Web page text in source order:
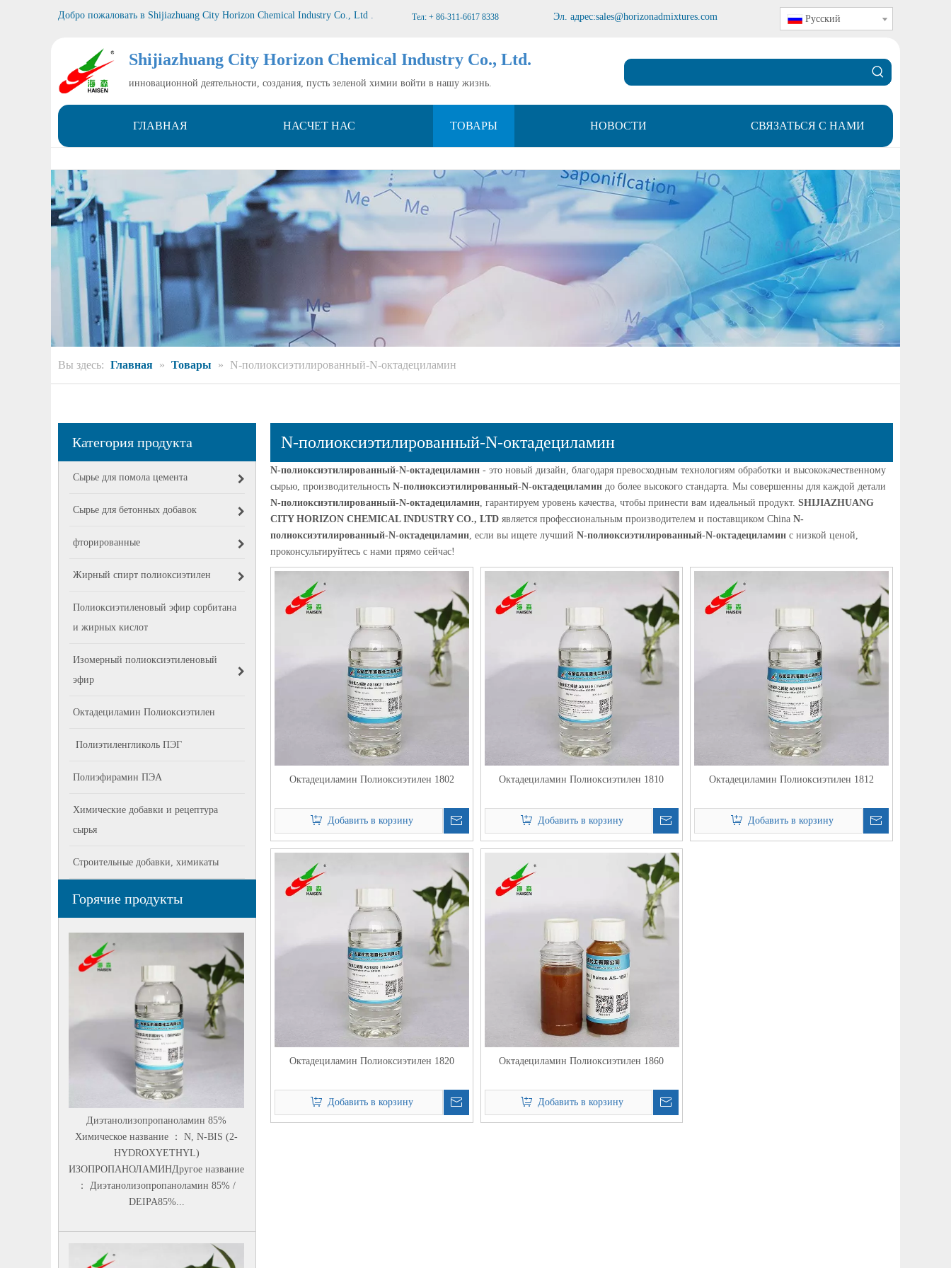
Добро пожаловать в Shijiazhuang City Horizon Chemical Industry Co., Ltd . Тел: + 86-311-6617 8338 Эл. адрес:sales@horizonadmixtures.com Pусский
Shijiazhuang City Horizon Chemical Industry Co., Ltd.
инновационной деятельности, создания, пусть зеленой химии войти в нашу жизнь.
ГЛАВНАЯ НАСЧЕТ НАС ТОВАРЫ НОВОСТИ СВЯЗАТЬСЯ С НАМИ
Вы здесь: Главная » Товары » N-полиоксиэтилированный-N-октадециламин
Категория продукта
Сырье для помола цемента
Сырье для бетонных добавок
фторированные
Жирный спирт полиоксиэтилен
Полиоксиэтиленовый эфир сорбитана
и жирных кислот
Изомерный полиоксиэтиленовый
эфир
Октадециламин Полиоксиэтилен
Полиэтиленгликоль ПЭГ
Полиэфирамин ПЭА
Химические добавки и рецептура
сырья
Строительные добавки, химикаты
Горячие продукты
Диэтанолизопропаноламин 85%
Химическое название ： N, N-BIS (2-
HYDROXYETHYL)
ИЗОПРОПАНОЛАМИНДругое название
： Диэтанолизопропаноламин 85% /
DEIPA85%...
N-полиоксиэтилированный-N-октадециламин
N-полиоксиэтилированный-N-октадециламин - это новый дизайн, благодаря превосходным технологиям обработки и высококачественному
сырью, производительность N-полиоксиэтилированный-N-октадециламин до более высокого стандарта. Мы совершенны для каждой детали
N-полиоксиэтилированный-N-октадециламин , гарантируем уровень качества, чтобы принести вам идеальный продукт. SHIJIAZHUANG
CITY HORIZON CHEMICAL INDUSTRY CO., LTD является профессиональным производителем и поставщиком China N-
полиоксиэтилированный-N-октадециламин , если вы ищете лучший N-полиоксиэтилированный-N-октадециламин с низкой ценой,
проконсультируйтесь с нами прямо сейчас!
Октадециламин Полиоксиэтилен 1802
Добавить в корзину
Октадециламин Полиоксиэтилен 1810
Добавить в корзину
Октадециламин Полиоксиэтилен 1812
Добавить в корзину
Октадециламин Полиоксиэтилен 1820
Добавить в корзину
Октадециламин Полиоксиэтилен 1860
Добавить в корзину